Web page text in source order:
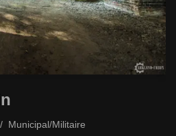
Municipal/Militaire